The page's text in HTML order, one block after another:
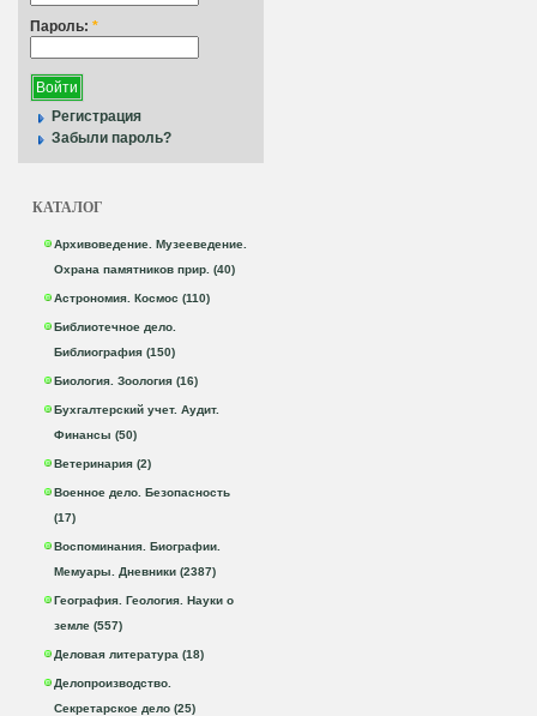
Пароль: *
Регистрация
Забыли пароль?
КАТАЛОГ
Архивоведение. Музееведение.
Охрана памятников прир. (40)
Астрономия. Космос (110)
Библиотечное дело.
Библиография (150)
Биология. Зоология (16)
Бухгалтерский учет. Аудит.
Финансы (50)
Ветеринария (2)
Военное дело. Безопасность
(17)
Воспоминания. Биографии.
Мемуары. Дневники (2387)
География. Геология. Науки о
земле (557)
Деловая литература (18)
Делопроизводство.
Секретарское дело (25)